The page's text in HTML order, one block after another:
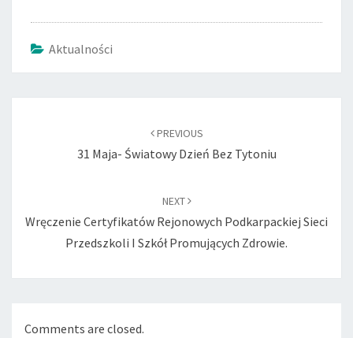
Aktualności
PREVIOUS
31 Maja- Światowy Dzień Bez Tytoniu
NEXT
Wręczenie Certyfikatów Rejonowych Podkarpackiej Sieci
Przedszkoli I Szkół Promujących Zdrowie.
Comments are closed.